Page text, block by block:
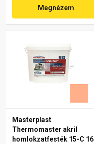
Megnézem
Masterplast
Thermomaster akril
homlokzatfesték 15-C 16 l